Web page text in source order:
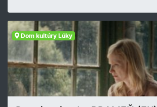
Dom kultúry Lúky